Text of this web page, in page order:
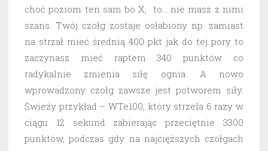
choć poziom ten sam bo X, to… nie masz z nimi
szans. Twój czołg zostaje osłabiony np. zamiast
na strzał mieć średnią 400 pkt jak do tej pory to
zaczynasz mieć raptem 340 punktów co
radykalnie zmienia siłę ognia. A nowo
wprowadzony czołg zawsze jest potworem siły.
Świeży przykład – WTe100, który strzela 6 razy w
ciągu 12 sekund zabierając przeciętnie 3300
punktów, podczas gdy na najcięższych czołgach